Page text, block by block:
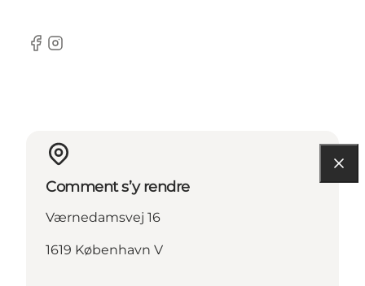
Facebook
Instagram
Comment s’y rendre
Værnedamsvej 16
1619 København V